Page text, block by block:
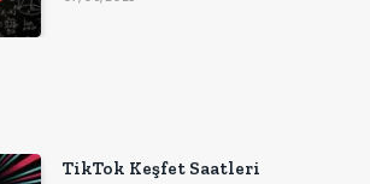
TikTok Keşfet Saatleri